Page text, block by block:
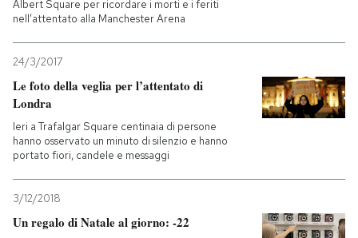
Albert Square per ricordare i morti e i feriti
nell’attentato alla Manchester Arena
24/3/2017
Le foto della veglia per l’attentato di
Londra
Ieri a Trafalgar Square centinaia di persone
hanno osservato un minuto di silenzio e hanno
portato fiori, candele e messaggi
3/12/2018
Un regalo di Natale al giorno: -22